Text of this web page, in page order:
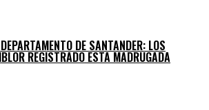
DE SANTANDER: LOS
REGISTRADO ESTA MADRUGADA